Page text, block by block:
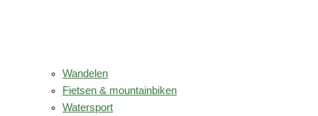
Wandelen
Fietsen & mountainbiken
Watersport